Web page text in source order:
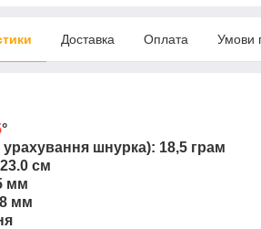
Доставка Оплата Умови
°
урахування шнурка): 18,5 грам
см
мм
мм